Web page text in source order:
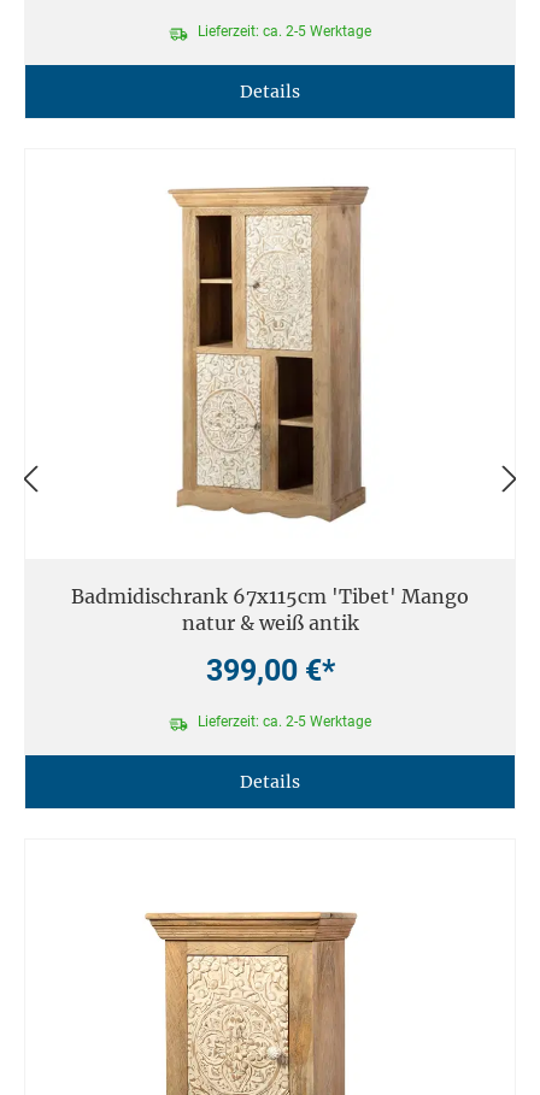
Lieferzeit: ca. 2-5 Werktage
Details
Badmidischrank 67x115cm 'Tibet' Mango
natur & weiß antik
399,00 €*
Lieferzeit: ca. 2-5 Werktage
Details